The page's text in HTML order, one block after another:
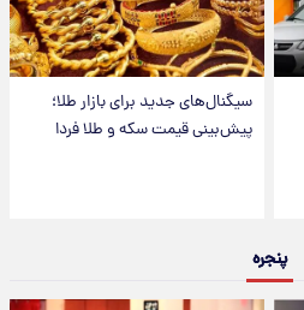
سیگنال‌های جدید برای بازار طلا؛
پیش‌بینی قیمت سکه و طلا فردا
پنجره